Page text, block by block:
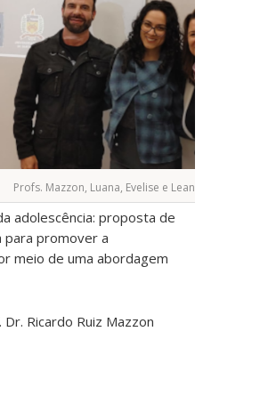
Profs. Mazzon, Luana, Evelise e Leandro
adolescência: proposta de
para promover a
meio de uma abordagem
Dr. Ricardo Ruiz Mazzon